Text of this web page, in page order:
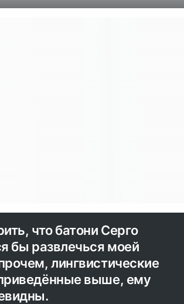
что батони Серго
бы развлечься моей
лингвистические
выше, ему